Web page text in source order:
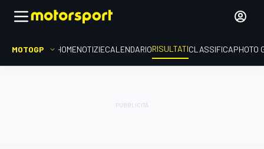
MOTOGP HOMENOTIZIECALENDARIORISULTATICLASSIFICAPHOTO